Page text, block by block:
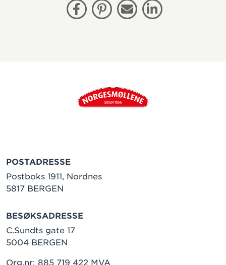
FacebookPinterestE-postLinkedin
POSTADRESSE
Postboks 1911, Nordnes
5817 BERGEN
BESØKSADRESSE
C.Sundts gate 17
5004 BERGEN
Org.nr: 885 719 422 MVA